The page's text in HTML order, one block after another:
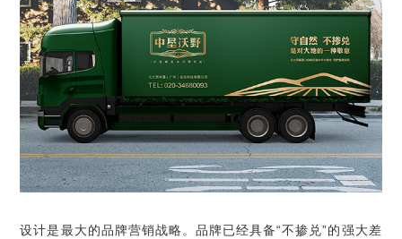
设计是最大的品牌营销战略。品牌已经具备“不掺兑”的强大差